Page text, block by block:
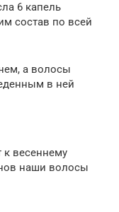
6 капель
состав по всей
а волосы
в ней
к весеннему
наши волосы